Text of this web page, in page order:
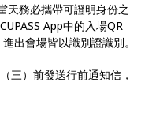
天務必攜帶可證明身份之
App中的入場QR
出會場皆以識別證識別。
三）前發送行前通知信，